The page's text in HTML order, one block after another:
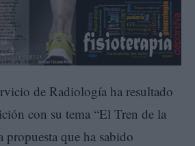
de Radiología ha resultado
con su tema “El Tren de la
propuesta que ha sabido